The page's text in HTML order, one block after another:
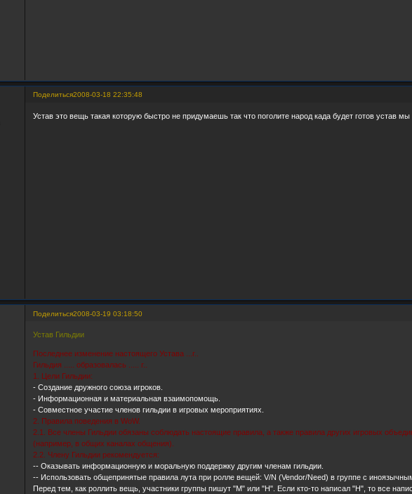
Поделиться2008-03-18 22:35:48
Устав это вещь такая которую быстро не придумаешь так что поголите народ када будет готов устав
Поделиться2008-03-19 03:18:50
Устав Гильдии
Последнее изменение настоящего Устава ...г..
Гильдия ..... образовалась ..... г..
1. Цели Гильдии:
- Создание дружного союза игроков.
- Информационная и материальная взаимопомощь.
- Совместное участие членов гильдии в игровых мероприятиях.
2. Правила поведения в WoW.
2.1. Все члены Гильдии обязаны соблюдать настоящие правила, а также правила других игровых
(например, в общих каналах общения).
2.2. Члену Гильдии рекомендуется:
-- Оказывать информационную и моральную поддержку другим членам гильдии.
-- Использовать общепринятые правила лута при ролле вещей: V/N (Vendor/Need) в группе с
Перед тем, как роллить вещь, участники группы пишут "М" или "Н". Если кто-то написал "Н", то все